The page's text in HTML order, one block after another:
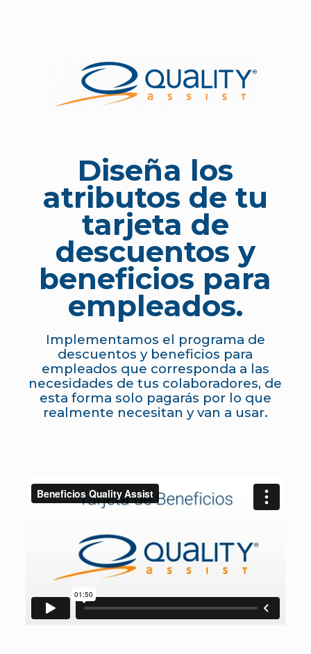
Diseña los
atributos de tu
tarjeta de
descuentos y
beneficios para
empleados.
Implementamos el programa de
descuentos y beneficios para
empleados que corresponda a las
necesidades de tus colaboradores, de
esta forma solo pagarás por lo que
realmente necesitan y van a usar.